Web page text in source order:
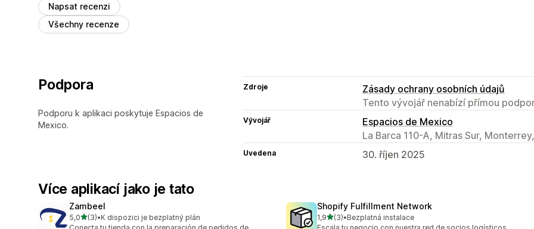
Napsat recenzi
Všechny recenze
Podpora
Podporu k aplikaci poskytuje Espacios de
Mexico.
Zdroje
Zásady ochrany osobních údajů
Tento vývojář nenabízí přímou
Vývojář
Espacios de Mexico
La Barca 110-A, Mitras Sur,
Uvedena 30. říjen 2025
Více aplikací jako je tato
Zambeel
5,0z 5 hvězd
(3)
Celkový počet recenzí: 3
•K dispozici je bezplatný plán
Shopify Fulfillment Network
1,9z 5 hvězd
(3)
Celkový počet recenzí: 3
•Bezplatná instalace